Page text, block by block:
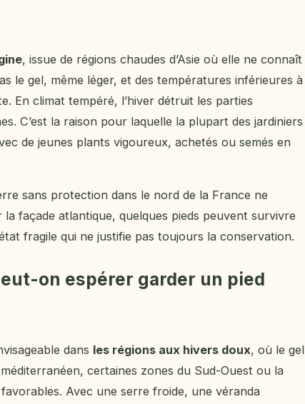
, issue de régions chaudes d’Asie où elle ne connaît
le gel, même léger, et des températures inférieures à
En climat tempéré, l’hiver détruit les parties
C’est la raison pour laquelle la plupart des jardiniers
de jeunes plants vigoureux, achetés ou semés en
sans protection dans le nord de la France ne
la façade atlantique, quelques pieds peuvent survivre
fragile qui ne justifie pas toujours la conservation.
on espérer garder un pied
dans les régions aux hivers doux, où le gel
certaines zones du Sud-Ouest ou la
Avec une serre froide, une véranda